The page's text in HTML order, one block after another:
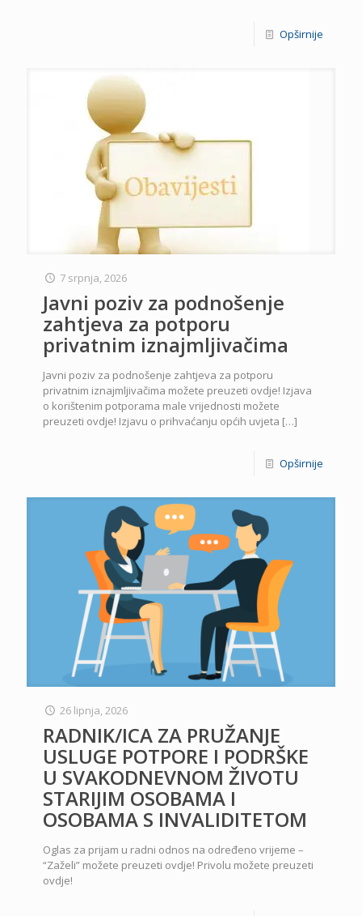
Opširnije
7 srpnja, 2026
Javni poziv za podnošenje
zahtjeva za potporu
privatnim iznajmljivačima
Javni poziv za podnošenje zahtjeva za potporu
privatnim iznajmljivačima možete preuzeti ovdje! Izjava
o korištenim potporama male vrijednosti možete
preuzeti ovdje! Izjavu o prihvaćanju općih uvjeta […]
Opširnije
26 lipnja, 2026
RADNIK/ICA ZA PRUŽANJE
USLUGE POTPORE I PODRŠKE
U SVAKODNEVNOM ŽIVOTU
STARIJIM OSOBAMA I
OSOBAMA S INVALIDITETOM
Oglas za prijam u radni odnos na određeno vrijeme –
“Zaželi” možete preuzeti ovdje! Privolu možete preuzeti
ovdje!